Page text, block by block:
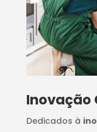
Inovação
Dedicados à